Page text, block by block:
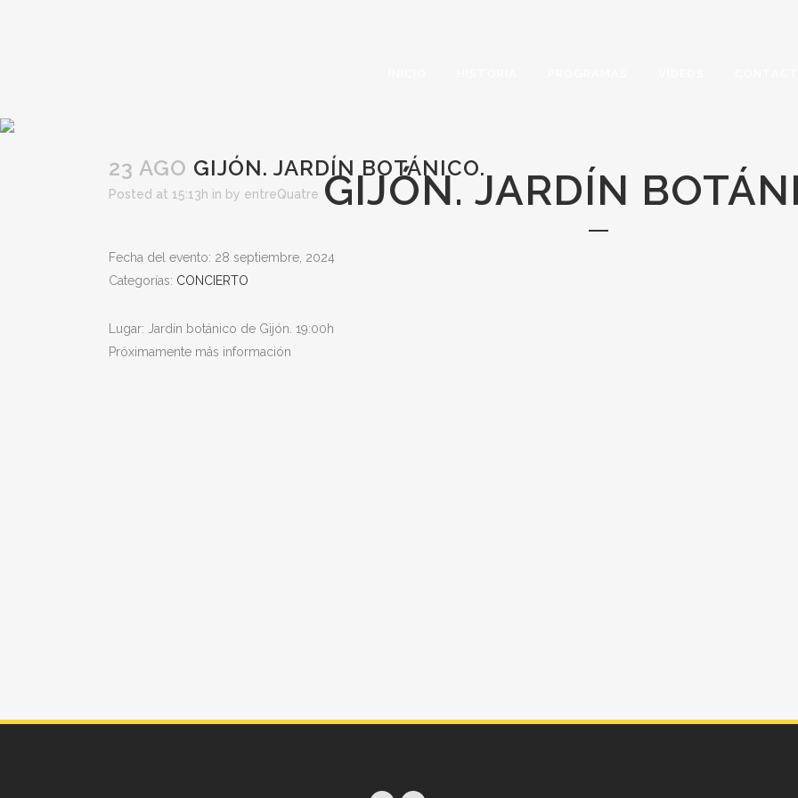
GIJÓN. JARDÍN
23 AGO GIJÓN. JARDÍN BOTÁNICO.
Posted at 15:13h in by entreQuatre
Fecha del evento: 28 septiembre, 2024
Categorías: CONCIERTO
Lugar: Jardín botánico de Gijón. 19:00h
Próximamente más información